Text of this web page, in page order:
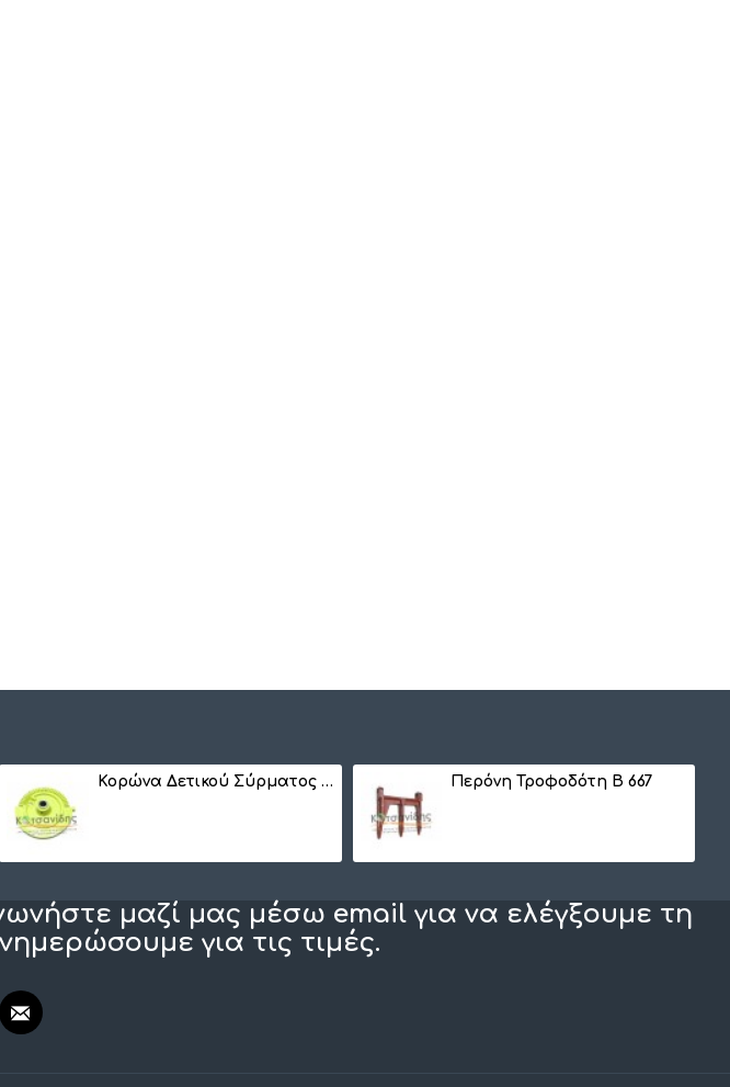
Κορώνα Δετικού Σύρματος B 579 Περόνη Τροφοδότη B 667
μαζί μας μέσω email για να ελέγξουμε τη
για τις τιμές.